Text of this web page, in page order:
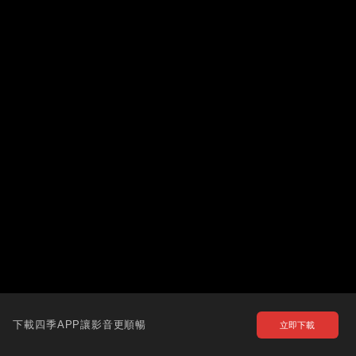
下載四季APP讓影音更順暢 立即下載